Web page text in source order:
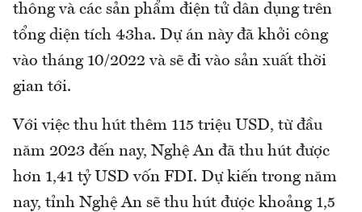
thông và các sản phẩm điện tử dân dụng trên
tổng diện tích 43ha. Dự án này đã khởi công
vào tháng 10/2022 và sẽ đi vào sản xuất thời
gian tới.
Với việc thu hút thêm 115 triệu USD, từ đầu
năm 2023 đến nay, Nghệ An đã thu hút được
hơn 1,41 tỷ USD vốn FDI. Dự kiến trong năm
nay, tỉnh Nghệ An sẽ thu hút được khoảng 1,5